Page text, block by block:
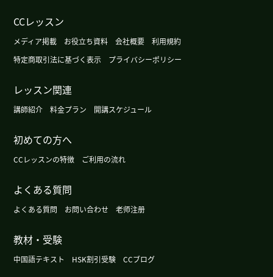
加油吧。 下次见！
宋老师 谢谢你的课。 我很高兴能上了课。会继续学
谢谢你 ( 女性 )
宋老师 谢谢你的课 ，我很开心跟你聊天。我想能够
谢谢您的精彩评论。感谢您今天听了这么多。下次
请多多关照
いつも楽しいレッスンをありがとうございます！
CCレッスン
メディア掲載 お役立ち資料 会社概要
利用規約
特定商取引法に基づく表示
プライバシーポリシー
レッスン関連
講師紹介 料金プラン 開講スケジュール
初めての方へ
CCレッスンの特徴 ご利用の流れ
よくある質問
よくある質問 お問い合わせ 老师注册
教材・受験
中国語テキスト HSK割引受験 CCブログ